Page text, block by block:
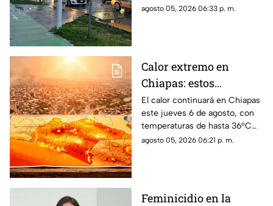
agosto, mientras el ambiente
agosto 05, 2026 06:33 p. m.
Calor extremo en
Chiapas: estos
municipios alcanzarán
hasta 36°C este jueves
El calor continuará en Chiapas
este jueves 6 de agosto, con
temperaturas de hasta 36°C
en algunos municipios y
agosto 05, 2026 06:21 p. m.
Feminicidio en la